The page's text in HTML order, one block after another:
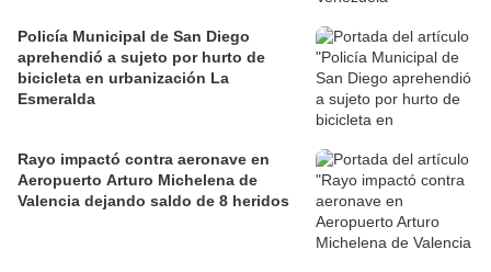
Policía Municipal de San Diego
aprehendió a sujeto por hurto de
bicicleta en urbanización La
Esmeralda
Rayo impactó contra aeronave en
Aeropuerto Arturo Michelena de
Valencia dejando saldo de 8 heridos